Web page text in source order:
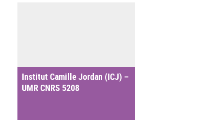
Institut Camille Jordan (ICJ) –
UMR CNRS 5208